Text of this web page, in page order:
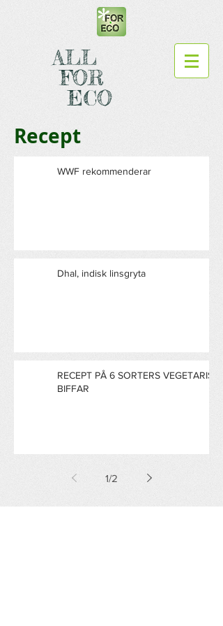
ALL
FOR
ECO
Recept
WWF rekommenderar
Dhal, indisk linsgryta
RECEPT PÅ 6 SORTERS VEGETARISKA
BIFFAR
1/2